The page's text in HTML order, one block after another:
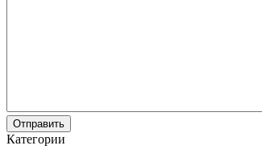
Отправить
Категории